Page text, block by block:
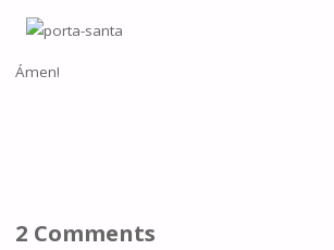
Ámen!
2 Comments